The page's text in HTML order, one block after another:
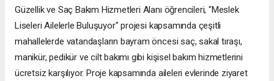
Güzellik ve Saç Bakım Hizmetleri Alanı öğrencileri, "Meslek
Liseleri Ailelerle Buluşuyor" projesi kapsamında çeşitli
mahallelerde vatandaşların bayram öncesi saç, sakal tıraşı,
manikür, pedikür ve cilt bakımı gibi kişisel bakım hizmetlerini
ücretsiz karşılıyor. Proje kapsamında aileleri evlerinde ziyaret